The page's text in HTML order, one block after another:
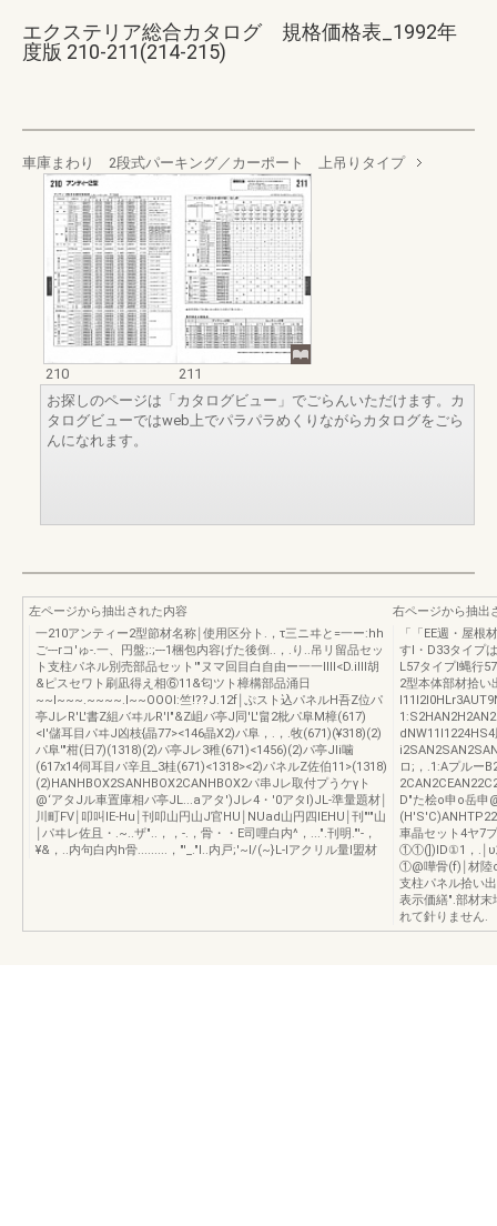
エクステリア総合カタログ 規格価格表_1992年
度版 210-211(214-215)
車庫まわり 2段式パーキング／カーポート 上吊りタイプ
210
211
お探しのページは「カタログビュー」でごらんいただけます。カ
タログビューではweb上でパラパラめくりながらカタログをごら
んになれます。
左ページから抽出された内容
一210アンティー2型節材名称￨使用区分ト.，τ三ニヰと=一ー:hh
ご---rコ'ゅ-.一、円盤;:;---1梱包内容げた後倒..，.り..吊リ留品セッ
ト支柱パネル別売部品セット'"ヌマ回目白自由ー一一Illl<D.iIII胡
&ピスセワト刷凪得え相⑥11&匂ツト樟構部品涌日
~~I~~~.~~~~.I~~OOOI:竺!??J.12f￨ぷスト込パネルH吾Z位パ
亭JレR'L'書Z組バヰルR'l"&Z岨バ亭J同'L'畠2枇パ阜M樟(617)
<l'儲耳目パヰJ凶枝{晶77><146晶X2)パ阜，.，.牧(671)(¥318)(2)
パ阜'"柑(日7)(1318)(2)パ亭Jレ3稚(671)<1456)(2)パ亭JIi噛
(617x14伺耳目パ辛且_3桂(671)<1318><2)パネルZ佐伯11>(1318)
(2)HANHBOX2SANHBOX2CANHBOX2パ串Jレ取付プうケγト
@‘アタJル車置庫相パ亭JL...aアタ')Jレ4・'0アタI)JL-準量題材￨
川町FV￨叩叫lE-Hu￨刊叩山円山J官HU￨NUad山円四lEHU￨刊"'"山
￨パヰレ佐且・.~..ザ"..，，-.，骨・・E司哩白内^，...".刊明."'-，
¥&，..内句白内h骨.........，"'_."I..内戸;'~I/(~}L-Iアクリル量I盟材
右ページから抽出
「「EE週・屋根
すl・D33タイプ
L57タイプl蝿行
2型本体部材拾い
ロ;，.1:Aプルー
D"た桧o申o岳申
車晶セット4ヤ7
①①(])ID①1，.￨υ
①@嘩骨(f)￨材陸
支柱パネル拾い
表示価繕".部材末
れて針りません.